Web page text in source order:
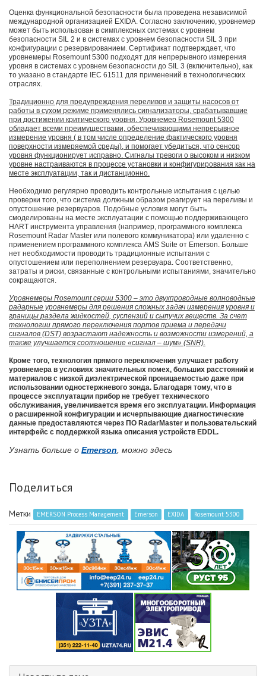
Оценка функциональной безопасности была проведена независимой
международной организацией EXIDA. Согласно заключению, уровнемер
может быть использован в симплексных системах с уровнем
безопасности SIL 2 и в системах с уровнем безопасности SIL 3 при
конфигурации с резервированием. Сертификат подтверждает, что
уровнемеры Rosemount 5300 подходят для непрерывного измерения
уровня в системах с уровнем безопасности до SIL 3 (включительно), как
то указано в стандарте IEC 61511 для применений в технологических
отраслях.
Традиционно для предупреждения переливов и защиты насосов от
работы в сухом режиме применялись сигнализаторы, срабатывавшие
при достижении критического уровня. Уровнемер Rosemount 5300
обладает всеми преимуществами, обеспечивающими непрерывное
измерение уровня ( в том числе определение фактического уровня
поверхности измеряемой среды), и помогает убедиться, что сенсор
уровня функционирует исправно. Сигналы тревоги о высоком и низком
уровне настраиваются в процессе установки и конфигурирования как на
месте эксплуатации, так и дистанционно.
Необходимо регулярно проводить контрольные испытания с целью
проверки того, что система должным образом реагирует на переливы и
опустошение резервуаров. Подобные условия могут быть
смоделированы на месте эксплуатации с помощью поддерживающего
HART инструмента управления (например, программного комплекса
Rosemount Radar Master или полевого коммуникатора) или удаленно с
применением программного комплекса AMS Suite от Emerson. Больше
нет необходимости проводить традиционные испытания с
опустошением или переполнением резервуара. Соответственно,
затраты и риски, связанные с контрольными испытаниями, значительно
сокращаются.
Уровнемеры Rosemount серии 5300 – это двухпроводные волноводные
радарные уровнемеры для решения сложных задач измерения уровня и
границы раздела жидкостей, суспензий и сыпучих веществ. За счет
технологии прямого переключения портов приема и передачи
сигналов (DST) возрастают надежность и возможности измерений, а
также улучшается соотношение «сигнал – шум» (SNR).
Кроме того, технология прямого переключения улучшает работу
уровнемера в условиях значительных помех, больших расстояний и
материалов с низкой диэлектрической проницаемостью даже при
использовании одностержневого зонда. Благодаря тому, что в
процессе эксплуатации прибор не требует технического
обслуживания, увеличивается время его эксплуатации. Информация
о расширенной конфигурации и исчерпывающие диагностические
данные предоставляются через ПО RadarMaster и пользовательский
интерфейс с поддержкой языка описания устройств EDDL.
Узнать больше о Emerson, можно здесь
Поделиться
Метки EMERSON Process Management Emerson EXIDA Rosemount 5300